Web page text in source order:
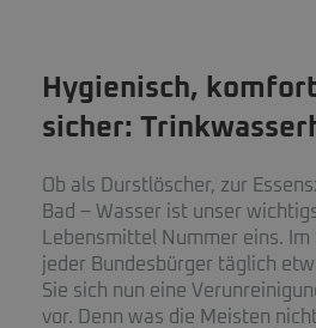
Hygienisch,
sicher:
Ob als Durstlöscher, zur
Bad – Wasser ist unser
Lebensmittel Nummer eins.
jeder Bundesbürger täglich
Sie sich nun eine
vor. Denn was die Meisten